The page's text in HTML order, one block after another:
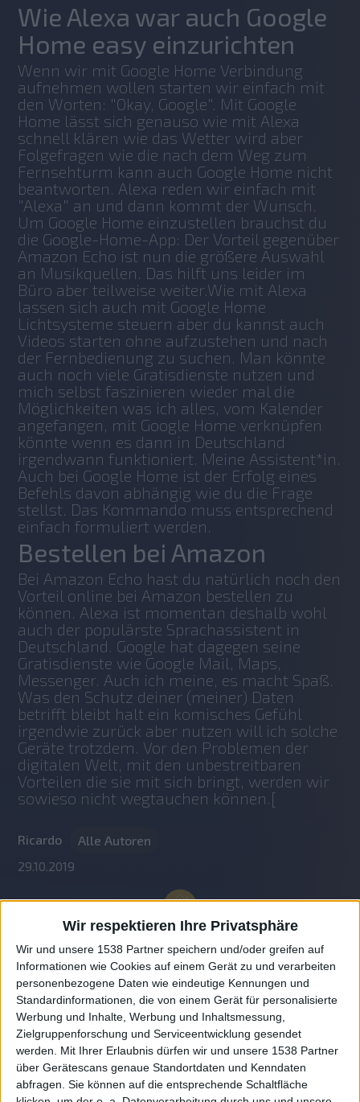
Wir respektieren Ihre Privatsphäre
Wir und unsere 1538 Partner speichern und/oder greifen auf
Informationen wie Cookies auf einem Gerät zu und verarbeiten
personenbezogene Daten wie eindeutige Kennungen und
Standardinformationen, die von einem Gerät für personalisierte
Werbung und Inhalte, Werbung und Inhaltsmessung,
Zielgruppenforschung und Serviceentwicklung gesendet
werden.
Mit Ihrer Erlaubnis dürfen wir und unsere 1538 Partner
über Gerätescans genaue Standortdaten und Kenndaten
abfragen. Sie können auf die entsprechende Schaltfläche
Wie Alexa war auch Google
Home easy einzurichten
Wenn wir mit Google Home Verbindung
aufnehmen wollen starten wir einfach mit
den Worten: "Okay, Google". Mit Google
Home lässt sich genauso wie mit Alexa
schnell klären wie das Wetter wird aber
Folgefragen wie die nach dem Weg zum
Fernsehturm kann auch Google Home nicht
beantworten. Alexa reden wir einfach mit
"Alexa" an und dann kommt der Wunsch.
Um Google Home einzustellen brauchst du
die Google-Home-App: Der Vorteil gegenüber
Amazon Echo ist nun die größere Auswahl
an Musikquellen. Das hilft uns leider im
Büro aber teilweise weiter.Wie mit Alexa
lassen sich auch mit Google Home
Lichtsysteme steuern aber du kannst auch
Videos starten ohne aufzustehen und nach
der Fernbedienung zu suchen. Man könnte
auch noch viele Gratisdienste nutzen und
mich selbst faszinieren wieder mal die
Möglichkeiten was ich alles, vom Kalender
angefangen, mit Google Home verknüpfen
könnte wenn es dann in Deutschland
irgendwann funktioniert. Meine Assistent*in.
Auch bei Google Home ist der Erfolg eines
Befehls davon abhängig wie du die Frage
stellst. Das Kommando muss entsprechend
einfach formuliert werden.
Bestellen bei Amazon
Bei Amazon Echo hast du natürlich noch den
Vorteil online bei Amazon bestellen zu
können. Alexa ist momentan deshalb wohl
auch der populärste Sprachassistent in
Deutschland. Google hat dagegen seine
Gratisdienste wie Google Mail, Maps,
Messenger. Auch ich meine, es macht Spaß.
Was den Schutz deiner (meiner) Daten
betrifft bleibt halt ein komisches Gefühl
irgendwie zurück aber nutzen will ich solche
Geräte trotzdem. Vor den Problemen der
digitalen Welt, mit den unbestreitbaren
Vorteilen die sie mit sich bringt, werden wir
sowieso nicht wegtauchen können.[
Ricardo
Alle Autoren
29.10.2019
Auf DESMONDO findet Ihr Inspirationen für
individuelles, gemütliches und intelligentes Wohnen,
die aktuellsten Einrichtungstrends und Informatives zu